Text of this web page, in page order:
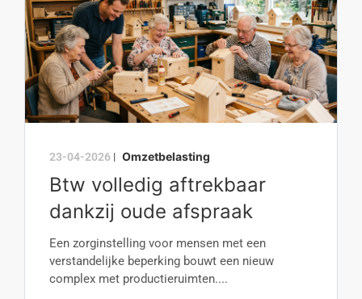
23-04-2026 | Omzetbelasting
Btw volledig aftrekbaar
dankzij oude afspraak
Een zorginstelling voor mensen met een
verstandelijke beperking bouwt een nieuw
complex met productieruimten....